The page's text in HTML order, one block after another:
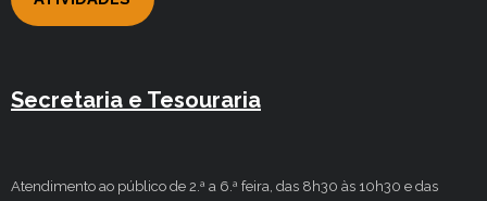
Secretaria e Tesouraria
Atendimento ao público de 2.ª a 6.ª feira, das 8h30 às 10h30 e das